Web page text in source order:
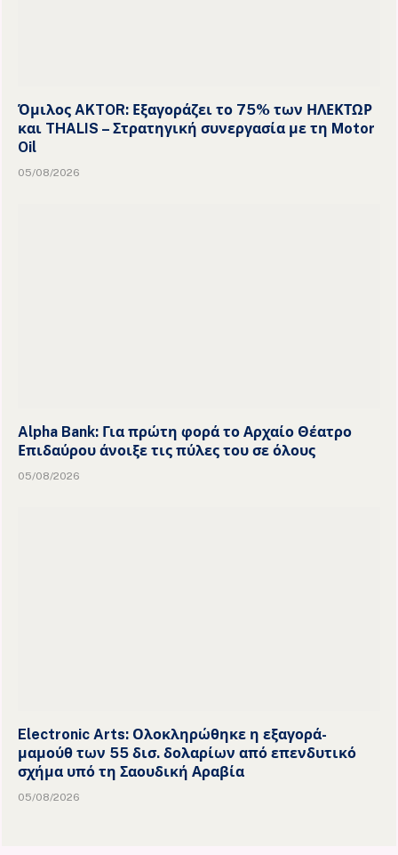
Όμιλος AKTOR: Εξαγοράζει το 75% των ΗΛΕΚΤΩΡ
και THALIS – Στρατηγική συνεργασία με τη Motor
Oil
05/08/2026
Alpha Bank: Για πρώτη φορά το Αρχαίο Θέατρο
Επιδαύρου άνοιξε τις πύλες του σε όλους
05/08/2026
Electronic Arts: Ολοκληρώθηκε η εξαγορά-
μαμούθ των 55 δισ. δολαρίων από επενδυτικό
σχήμα υπό τη Σαουδική Αραβία
05/08/2026